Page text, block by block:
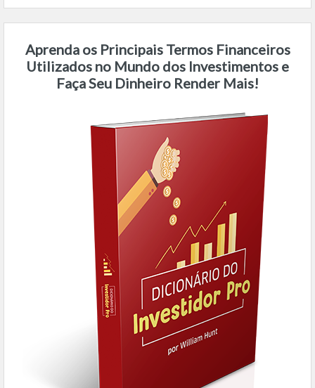
Aprenda os Principais Termos Financeiros
Utilizados no Mundo dos Investimentos e
Faça Seu Dinheiro Render Mais!